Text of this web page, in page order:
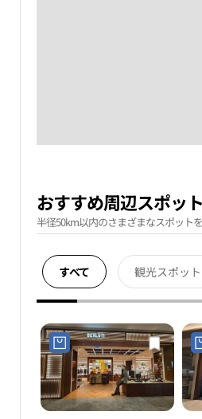
おすすめ周辺スポット
半径50km以内のさまざまなスポット
すべて 観光スポット